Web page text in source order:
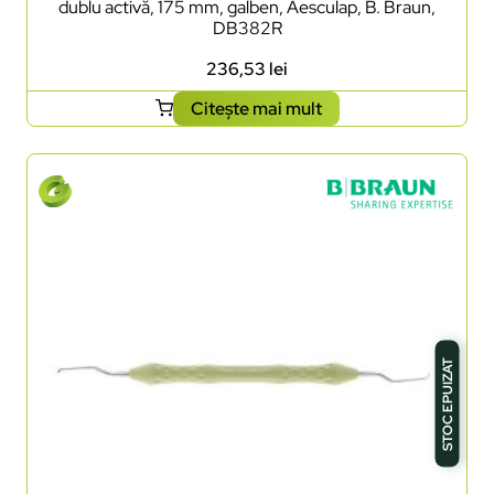
dublu activă, 175 mm, galben, Aesculap, B. Braun,
DB382R
236,53 lei
Citește mai mult
STOC EPUIZAT